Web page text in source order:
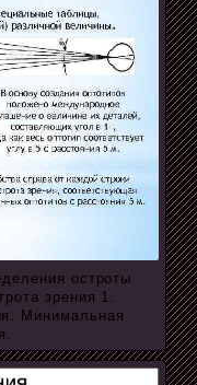
остроты
зрения 1.
Минимальная